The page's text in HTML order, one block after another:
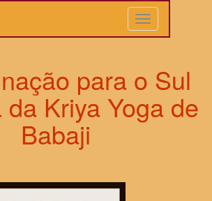
Toggle
navigation
para o Sul
Kriya Yoga de
Babaji